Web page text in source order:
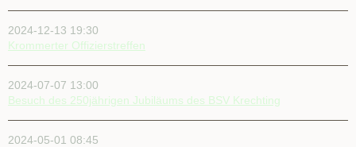
2024-12-13 19:30
Krommerter Offizierstreffen
2024-07-07 13:00
Besuch des 250jährigen Jubiläums des BSV Krechting
2024-05-01 08:45